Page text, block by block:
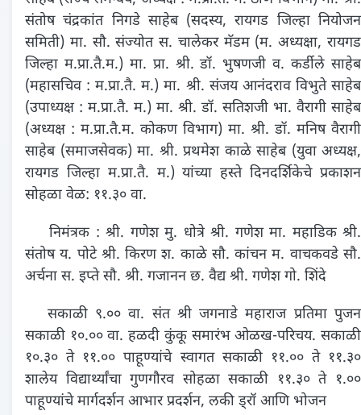
संतोष चंद्रकांत निगडे साहेब (सदस्य, रायगड जिल्हा नियोजन
समिती) मा. सौ. संज्योत स. चालेकर मॅडम (म. अध्यक्षा, रायगड
जिल्हा म.प्रा.तै.म.) मा. प्रा. श्री. डॉ. भुषणजी व. कर्डीले साहेब
(महासचिव : म.प्रा.तै. म.) मा. श्री. संजय आनंदराव विभुते साहेब
(उपाध्यक्ष : म.प्रा.तै. म.) मा. श्री. डॉ. सतिशजी भा. वैरागी साहेब
(अध्यक्ष : म.प्रा.तै.म. कोकण विभाग) मा. श्री. डॉ. मनिष वैरागी
साहेब (समाजसेवक) मा. श्री. प्रथमेश काळे साहेब (युवा अध्यक्ष,
रायगड जिल्हा म.प्रा.तै. म.) यांच्या हस्ते दिनदर्शिकेचे प्रकाशन
सोहळा वेळ: ११.३० वा.
निमंत्रक : श्री. गणेश मु. धोत्रे श्री. गणेश मा. महाडिक श्री.
संतोष य. पोटे श्री. किरण श. काळे सौ. कांचन म. वाचकवडे सौ.
अर्चना स. इप्ते सौ. श्री. गजानन छ. वैद्य श्री. गणेश गो. शिंदे
सकाळी ९.०० वा. संत श्री जगनाडे महाराज प्रतिमा पुजन
सकाळी १०.०० वा. हळदी कुंकू समारंभ ओळख-परिचय. सकाळी
१०.३० ते ११.०० पाहूण्यांचे स्वागत सकाळी ११.०० ते ११.३०
शालेय विद्यार्थ्यांचा गुणगौरव सोहळा सकाळी ११.३० ते १.००
पाहूण्यांचे मार्गदर्शन आभार प्रदर्शन, लकी ड्रॉ आणि भोजन